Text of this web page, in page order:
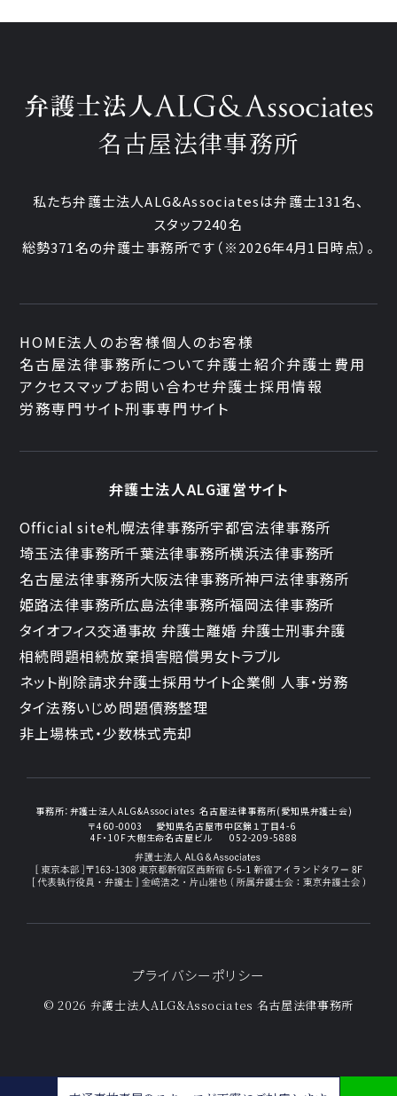
交通事故による可動域制限の後遺障害とは
名古屋法律事務所
私たち弁護士法人ALG&Associatesは弁護士131名、
スタッフ240名
総勢371名の弁護士事務所です （※2026年4月1日時点）。
HOME法人のお客様個人のお客様
名古屋法律事務所について弁護士紹介弁護士費用
アクセスマップお問い合わせ弁護士採用情報
労務専門サイト刑事専門サイト
弁護士法人ALG運営サイト
Official site札幌法律事務所宇都宮法律事務所
埼玉法律事務所千葉法律事務所横浜法律事務所
名古屋法律事務所大阪法律事務所神戸法律事務所
姫路法律事務所広島法律事務所福岡法律事務所
タイオフィス交通事故 弁護士離婚 弁護士刑事弁護
相続問題相続放棄損害賠償男女トラブル
ネット削除請求弁護士採用サイト企業側 人事・労務
タイ法務いじめ問題債務整理
非上場株式・少数株式売却
事務所： 弁護士法人ALG&Associates 名古屋法律事務所(愛知県弁護士会)
〒460-0003
愛知県名古屋市中区錦１丁目4-6
4F・10F大樹生命名古屋ビル
052-209-5888
プライバシーポリシー
© 2026 弁護士法人ALG&Associates 名古屋法律事務所